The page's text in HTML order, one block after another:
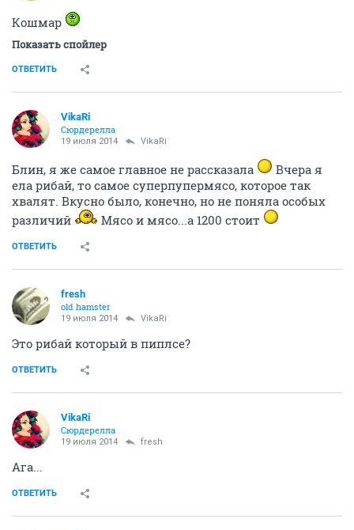
Кошмар
Показать спойлер
ОТВЕТИТЬ
VikaRi
Сюрдерелла
19 июля 2014 VikaRi
Блин, я же самое главное не рассказала
Вчера я
ела рибай, то самое суперпупермясо, которое так
хвалят. Вкусно было, конечно, но не поняла особых
различий
Мясо и мясо...а 1200 стоит
ОТВЕТИТЬ
fresh
old hamster
19 июля 2014 VikaRi
Это рибай который в пиплсе?
ОТВЕТИТЬ
VikaRi
Сюрдерелла
19 июля 2014 fresh
Ага...
ОТВЕТИТЬ